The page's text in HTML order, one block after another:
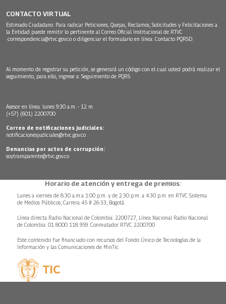
CONTACTO VIRTUAL
Estimado Ciudadano: Para radicar Peticiones, Quejas, Reclamos, Solicitudes y Felicitaciones a
la Entidad puede remitir lo pertinente al Correo Oficial Institucional de RTVC
correspondencia@rtvc.gov.co o diligenciar el formulario en línea: Contacto PQRSD.
Al momento de registrar su petición, se generará un código con el cual usted podrá realizar el
seguimiento, para ello, ingrese a: Seguimiento de PQRS
Asesor en línea: lunes 9:30 a.m. - 12 m
(+57) (601) 2200700
Correo de notificaciones judiciales:
notificacionesjudiciales@rtvc.gov.co
Denuncias por actos de corrupción:
soytransparente@rtvc.gov.co
Horario de atención y entrega de premios:
Lunes a viernes de 8:30 a.m.a 1:00 p.m. y de 2:30 p.m. a 4:30 p.m. en RTVC Sistema
de Medios Públicos, Carrera 45 # 26-33, Bogotá.
Línea directa Radio Nacional de Colombia: 2200727, Línea Nacional Radio Nacional
de Colombia: 01 8000 118 959. Conmutador RTVC 2200700
Este contenido fue financiado con recursos del Fondo Único de Tecnologías de la
Información y las Comunicaciones de MinTic.